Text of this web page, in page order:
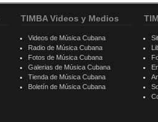
TIMBA Videos y Medios
Videos de Música Cubana
Radio de Música Cubana
Fotos de Música Cubana
Galerias de Música Cubana
Tienda de Música Cubana
Boletín de Música Cubana